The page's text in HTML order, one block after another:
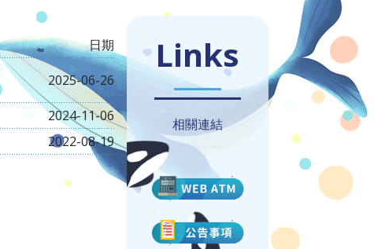
日期
2025-06-26
2024-11-06
2022-08-19
Links
相關連結